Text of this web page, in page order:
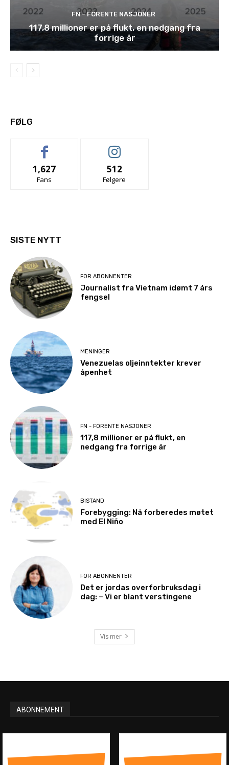
FN - FORENTE NASJONER
117,8 millioner er på flukt, en nedgang fra
forrige år
FØLG
1,627
Fans
512
Følgere
SISTE NYTT
FOR ABONNENTER
Journalist fra Vietnam idømt 7 års
fengsel
MENINGER
Venezuelas oljeinntekter krever
åpenhet
FN - FORENTE NASJONER
117,8 millioner er på flukt, en
nedgang fra forrige år
BISTAND
Forebygging: Nå forberedes møtet
med El Niño
FOR ABONNENTER
Det er jordas overforbruksdag i
dag: – Vi er blant verstingene
Vis mer
ABONNEMENT